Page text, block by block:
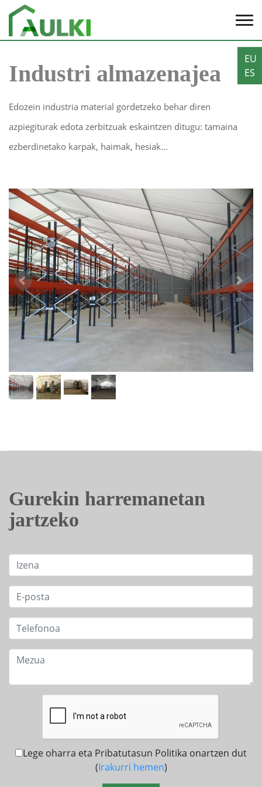
EU
ES
Industri almazenajea
Edozein industria material gordetzeko behar diren
azpiegiturak edota zerbitzuak eskaintzen ditugu: tamaina
ezberdinetako karpak, haimak, hesiak...
Gurekin harremanetan
jartzeko
Lege oharra eta Pribatutasun Politika onartzen dut
(Irakurri hemen)